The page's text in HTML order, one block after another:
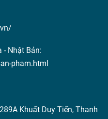
- Nhật Bản:
pham.html
Khuất Duy Tiến, Thanh